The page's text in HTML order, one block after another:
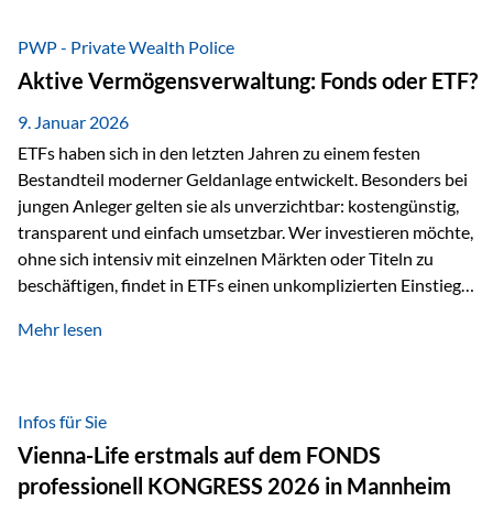
Inflationsrobustheit und Stabilisierung – eingebettet in eine
liechtensteinische Versicherungsstruktur. Die
Sicherheitsarchitektur: Liechtenstein als Strukturprinzip Die
Private Wealth Police positioniert sich mit einer dreistufigen
Sicherheitsarchitektur, die auf mehreren Ebenen ansetzt:
Stufe 1: Versicherer-Ebene • Versicherung mit…
PWP - Private Wealth Police
Aktive Vermögensverwaltung: Fonds oder ETF?
9. Januar 2026
ETFs haben sich in den letzten Jahren zu einem festen
Bestandteil moderner Geldanlage entwickelt. Besonders bei
jungen Anleger gelten sie als unverzichtbar: kostengünstig,
transparent und einfach umsetzbar. Wer investieren möchte,
ohne sich intensiv mit einzelnen Märkten oder Titeln zu
beschäftigen, findet in ETFs einen unkomplizierten Einstieg
werden häufig kritisch betrachtet. Sie gelten als teurer,
Beide Ansätze haben ihre Berechtigung und ihre Stärken
entfalten sie oft gerade in Kombination. ETFs: Effizient, breit
gestreut und klar strukturiert…
Mehr lesen
Infos für Sie
Vienna-Life erstmals auf dem FONDS
professionell KONGRESS 2026 in Mannheim